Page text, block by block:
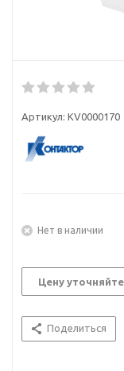
Артикул: KV0000170
Нет в наличии
Цену уточняйте
Поделиться